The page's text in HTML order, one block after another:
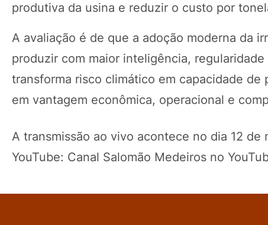
produtiva da usina e reduzir o custo por
A avaliação é de que a adoção moderna da
produzir com maior inteligência,
transforma risco climático em capacidade
em vantagem econômica, operacional e
A transmissão ao vivo acontece no dia 12
YouTube: Canal Salomão Medeiros no